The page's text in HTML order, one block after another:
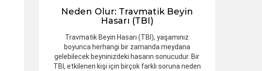
Neden Olur: Travmatik Beyin
Hasarı (TBI)
Travmatik Beyin Hasarı (TBI), yaşamınız
boyunca herhangi bir zamanda meydana
gelebilecek beyninizdeki hasarın sonucudur. Bir
TBI, etkilenen kişi için birçok farklı soruna neden